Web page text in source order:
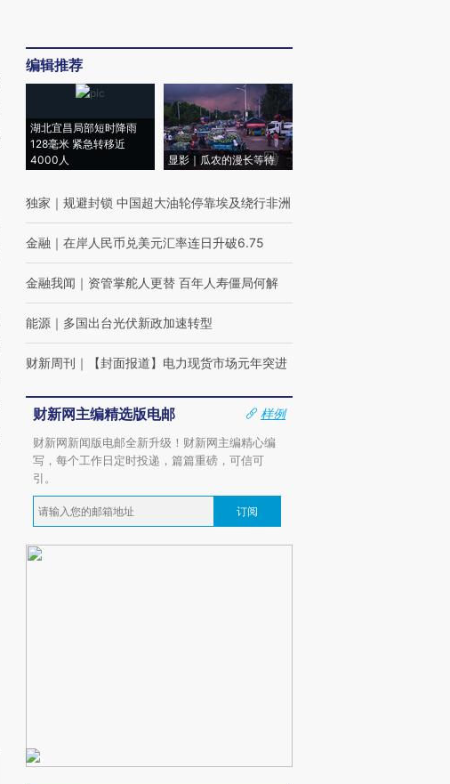
编辑推荐
湖北宜昌局部短时降雨
128毫米 紧急转移近
4000人
显影｜瓜农的漫长等待
独家 ｜ 规避封锁 中国超大油轮停靠埃及绕行非洲
金融 ｜ 在岸人民币兑美元汇率连日升破6.75
金融我闻 ｜ 资管掌舵人更替 百年人寿僵局何解
能源 ｜ 多国出台光伏新政加速转型
财新周刊 ｜ 【封面报道】电力现货市场元年突进
财新网主编精选版电邮
样例
财新网新闻版电邮全新升级！财新网主编精心编
写，每个工作日定时投递，篇篇重磅，可信可
引。
订阅